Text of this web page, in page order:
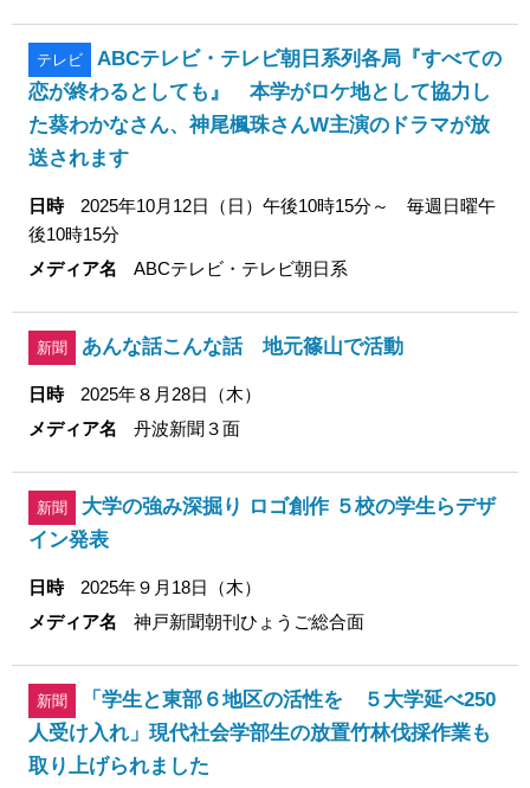
テレビ
ABCテレビ・テレビ朝日系列各局『すべての
恋が終わるとしても』 本学がロケ地として協力し
た葵わかなさん、神尾楓珠さんW主演のドラマが放
送されます
日時
2025年10月12日（日）午後10時15分～ 毎週日曜午
後10時15分
メディア名
ABCテレビ・テレビ朝日系
新聞 あんな話こんな話 地元篠山で活動
日時
2025年８月28日（木）
メディア名
丹波新聞３面
新聞
大学の強み深掘り ロゴ創作 ５校の学生らデザ
イン発表
日時
2025年９月18日（木）
メディア名
神戸新聞朝刊ひょうご総合面
新聞
「学生と東部６地区の活性を ５大学延べ250
人受け入れ」現代社会学部生の放置竹林伐採作業も
取り上げられました